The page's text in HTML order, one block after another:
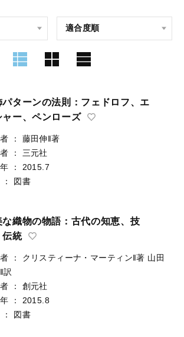
パターンの法則：フェドロフ、エ
ャー、ペンローズ
：
藤田伸‖著
：
三元社
：
2015.7
： 図書
な織物の物語：古代の知恵、技
伝統
： クリスティーナ・マーティン‖著 山田
訳
：
創元社
：
2015.8
： 図書